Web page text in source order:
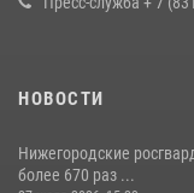
НОВОСТИ
Нижегородские
более 670 раз ...